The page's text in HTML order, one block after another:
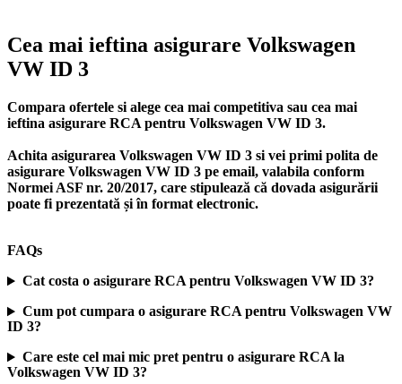
Cea mai ieftina asigurare Volkswagen
VW ID 3
Compara ofertele si alege cea mai competitiva sau cea mai
ieftina asigurare RCA pentru Volkswagen VW ID 3.
Achita asigurarea Volkswagen VW ID 3 si vei primi polita de
asigurare Volkswagen VW ID 3 pe email, valabila conform
Normei ASF nr. 20/2017, care stipulează că dovada asigurării
poate fi prezentată și în format electronic.
FAQs
Cat costa o asigurare RCA pentru Volkswagen VW ID 3?
Cum pot cumpara o asigurare RCA pentru Volkswagen VW
ID 3?
Care este cel mai mic pret pentru o asigurare RCA la
Volkswagen VW ID 3?